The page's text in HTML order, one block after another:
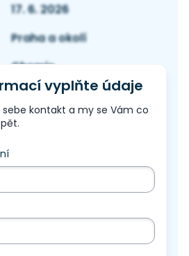
17. 6. 2026
Praha a okolí
Chemie
vyplňte údaje
kontakt a my se Vám co